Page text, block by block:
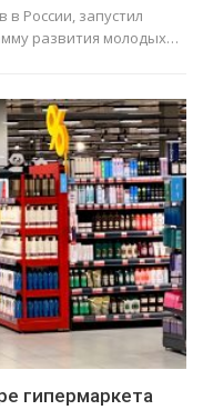
России, запустил
развития молодых…
гипермаркета